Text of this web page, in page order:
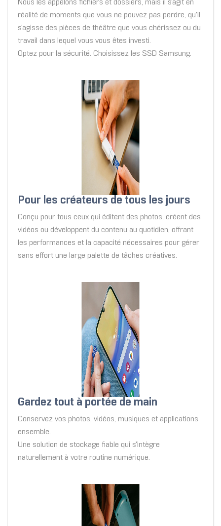
Nous les appelons fichiers et dossiers, mais il s'agit en
réalité de moments que vous ne pouvez pas perdre, qu'il
s'agisse des pièces de théâtre que vous chérissez ou du
travail dans lequel vous vous êtes investi.
Optez pour la sécurité. Choisissez les SSD Samsung.
Pour les créateurs de tous les jours
Conçu pour tous ceux qui éditent des photos, créent des
vidéos ou développent du contenu au quotidien, offrant
les performances et la capacité nécessaires pour gérer
sans effort une large palette de tâches créatives.
Gardez tout à portée de main
Conservez vos photos, vidéos, musiques et applications
ensemble.
Une solution de stockage fiable qui s'intègre
naturellement à votre routine numérique.